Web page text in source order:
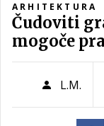
ARHITEKTURA
Čudoviti
mogoče
L.M.